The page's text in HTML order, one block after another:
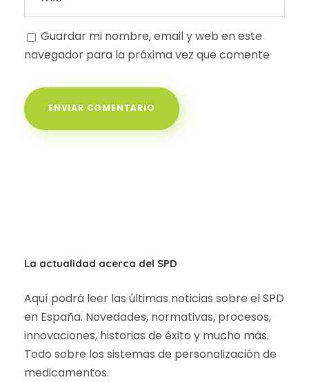
Guardar mi nombre, email y web en este
navegador para la próxima vez que comente
La actualidad acerca del SPD
Aquí podrá leer las últimas noticias sobre el SPD
en España. Novedades, normativas, procesos,
innovaciones, historias de éxito y mucho más.
Todo sobre los sistemas de personalización de
medicamentos.